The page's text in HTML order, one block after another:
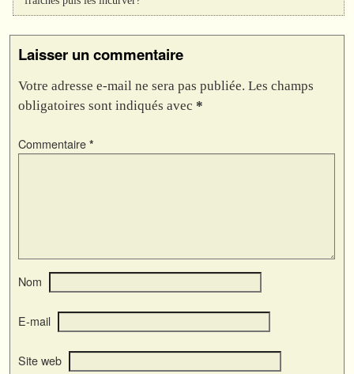
Laisser un commentaire
Votre adresse e-mail ne sera pas publiée. Les champs
obligatoires sont indiqués avec *
Commentaire *
Nom
E-mail
Site web